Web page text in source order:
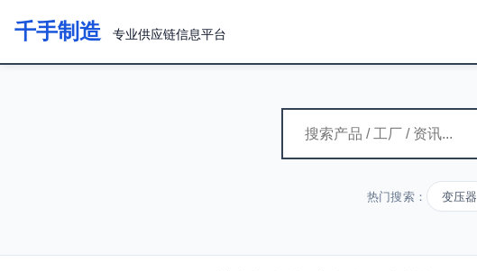
千手制造 专业供应链信息平台
热门搜索： 变压器